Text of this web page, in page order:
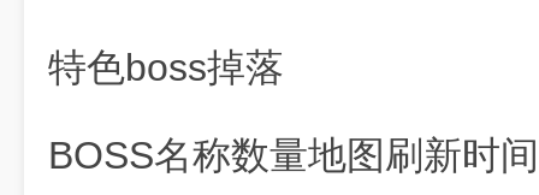
特色boss掉落
BOSS名称数量地图刷新时